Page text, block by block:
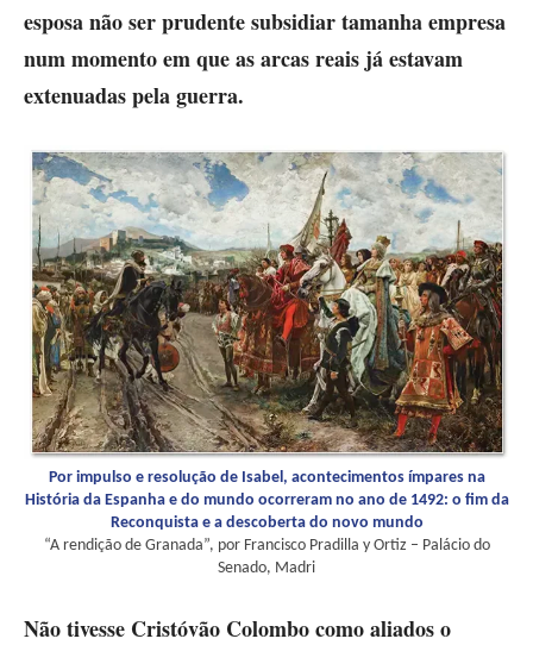
esposa não ser prudente subsidiar tamanha empresa
num momento em que as arcas reais já estavam
extenuadas pela guerra.
Por impulso e resolução de Isabel, acontecimentos ímpares na
História da Espanha e do mundo ocorreram no ano de 1492: o fim da
Reconquista e a descoberta do novo mundo
“A rendição de Granada”, por Francisco Pradilla y Ortiz – Palácio do
Senado, Madri
Não tivesse Cristóvão Colombo como aliados o